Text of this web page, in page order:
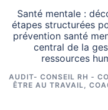
Santé mentale :
étapes structurées
prévention santé
central de la
ressources
AUDIT- CONSEIL RH -
ÊTRE AU TRAVAIL,